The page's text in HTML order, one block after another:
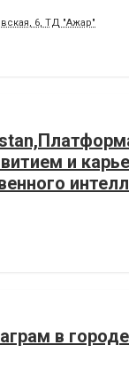
6, ТД "Ажар"
и
в городе